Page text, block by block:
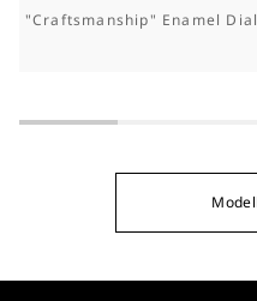
"Craftsmanship" Enamel Dial